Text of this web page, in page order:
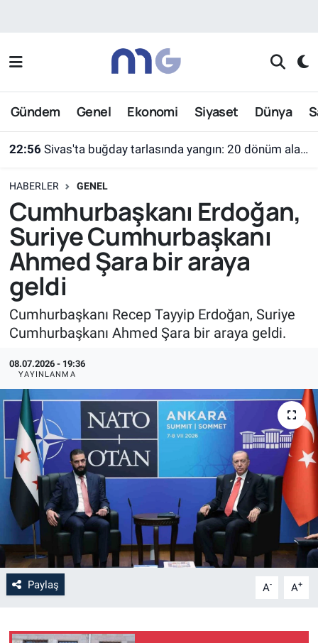
Gündem Genel Ekonomi Siyaset Dünya
22:56 Sivas'ta buğday tarlasında yangın: 20 dönüm alan küle döndü
HABERLER GENEL
Cumhurbaşkanı Erdoğan,
Suriye Cumhurbaşkanı
Ahmed Şara bir araya
geldi
Cumhurbaşkanı Recep Tayyip Erdoğan, Suriye
Cumhurbaşkanı Ahmed Şara bir araya geldi.
08.07.2026 - 19:36
YAYINLANMA
Paylaş A- A+
Nöbetçi Eczaneler
Hava Durumu
Süper Lig Puan Durumu ve Fikstür
Tüm Manşetler
Son Dakika Haberleri
Haber Arşivi